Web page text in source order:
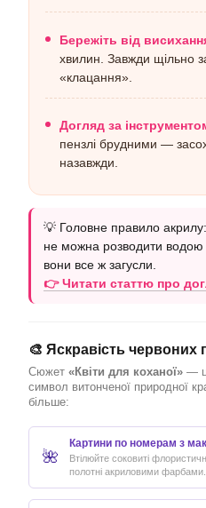
Бережіть від
хвилин. Завжди щільно
«клацання».
Догляд за
пензлі брудними —
назавжди.
💡 Головне правило
не можна розводити водою
вони все ж загусли.
👉 Читати статтю про
🎨 Яскравість червоних
Сюжет «Квіти для коханої» —
символ витонченої природної
більше:
🌺
Картини по номерам з
Втілюйте соковиті
полотні акриловими фарбами.